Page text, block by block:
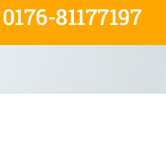
0176-81177197